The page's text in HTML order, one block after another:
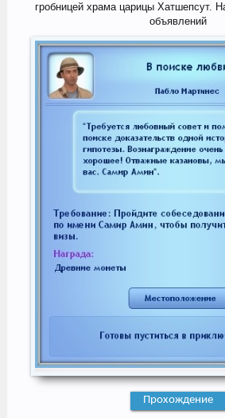
гробницей храма царицы Хатшепсут.
объявлений
Прохождение